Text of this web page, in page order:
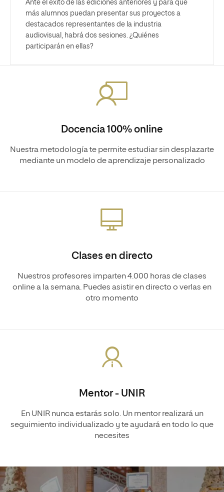
Ante el éxito de las ediciones anteriores y para que
más alumnos puedan presentar sus proyectos a
destacados representantes de la industria
audiovisual, habrá dos sesiones. ¿Quiénes
participarán en ellas?
Docencia 100% online
Nuestra metodología te permite estudiar sin desplazarte
mediante un modelo de aprendizaje personalizado
Clases en directo
Nuestros profesores imparten 4.000 horas de clases
online a la semana. Puedes asistir en directo o verlas en
otro momento
Mentor - UNIR
En UNIR nunca estarás solo. Un mentor realizará un
seguimiento individualizado y te ayudará en todo lo que
necesites